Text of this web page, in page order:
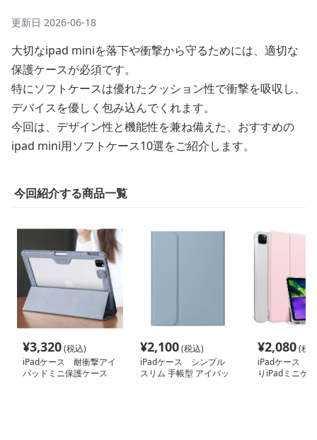
更新日 2026-06-18
大切なipad miniを落下や衝撃から守るためには、適切な
保護ケースが必須です。
特にソフトケースは優れたクッション性で衝撃を吸収し、
デバイスを優しく包み込んでくれます。
今回は、デザイン性と機能性を兼ね備えた、おすすめの
ipad mini用ソフトケース10選をご紹介します。
今回紹介する商品一覧
¥3,320(税込)
iPadケース 耐衝撃アイ
パッドミニ保護ケース
¥2,100(税込)
iPadケース シンプル
スリム 手帳型 アイパッ
¥2,080(税
iPadケース
りiPadミニケ